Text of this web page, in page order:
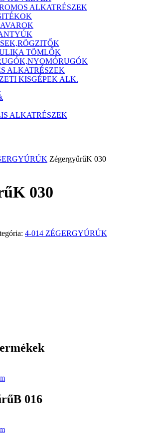
ALKATRÉSZEK
TÖMLŐK
ALKATRÉSZEK
KISGÉPEK ALK.
ALKATRÉSZEK
ZégergyűrűK 030
030
4-014 ZÉGERGYÚRÚK
016